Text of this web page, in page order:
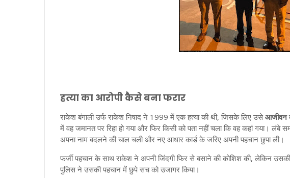
हत्या का आरोपी कैसे बना फरार
राकेश बंगाली उर्फ राकेश निषाद ने 1999 में एक हत्या की थी, जिसके लिए उसे आजीवन
में वह जमानत पर रिहा हो गया और फिर किसी को पता नहीं चला कि वह कहां गया।
अपना नाम बदलने की चाल चली और नए आधार कार्ड के जरिए अपनी पहचान छुपा ली।
फर्जी पहचान के साथ राकेश ने अपनी जिंदगी फिर से बसाने की कोशिश की, लेकिन
पुलिस ने उसकी पहचान में छुपे सच को उजागर किया।